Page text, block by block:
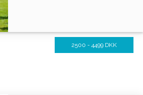
2500 - 4499 DKK